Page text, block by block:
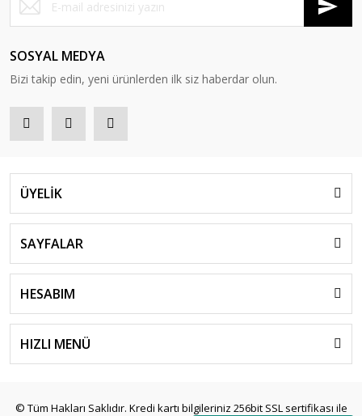
SOSYAL MEDYA
Bizi takip edin, yeni ürünlerden ilk siz haberdar olun.
ÜYELİK
SAYFALAR
HESABIM
HIZLI MENÜ
© Tüm Hakları Saklıdır. Kredi kartı bilgileriniz 256bit SSL sertifikası ile